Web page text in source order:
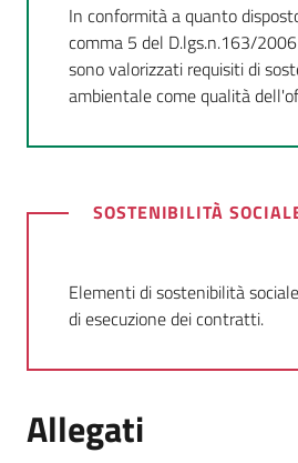
In conformità a quanto
comma 5 del D.lgs.n.163/
sono valorizzati requisiti di
ambientale come qualità
SOSTENIBILITÀ
Elementi di sostenibilità
di esecuzione dei contratti.
Allegati